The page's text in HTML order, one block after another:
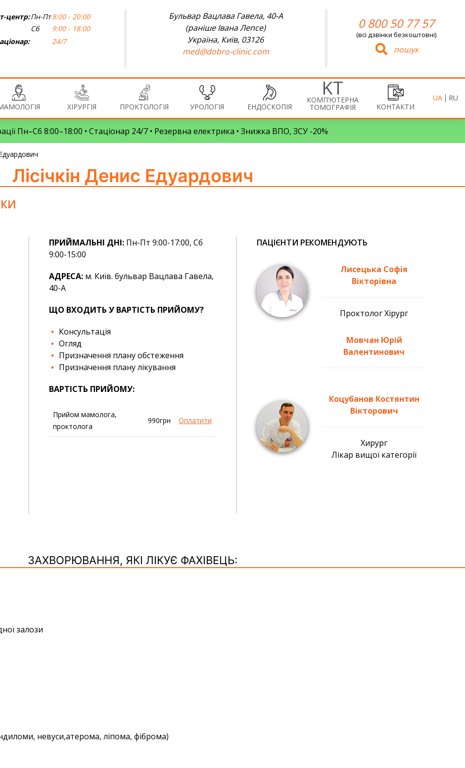
центр:Пн-Пт
Сб
8:00 - 20:00
9:00 - 18:00
24/7
Бульвар Вацлава Гавела, 40-А
(раніше Івана Лепсе)
Україна, Київ, 03126
med@dobro-clinic.com
0 800 50 77 57
(всі дзвінки безкоштовні)
пошук
ХІРУРГІЯ ПРОКТОЛОГІЯ УРОЛОГІЯ ЕНДОСКОПІЯ
КОМП’ЮТЕРНА
ТОМОГРАФІЯ КОНТАКТИ
UA RU
Пн–Сб 8:00–18:00 • Стаціонар 24/7 • Резервна електрика • Знижка ВПО, ЗСУ -20%
Лісічкін Денис Едуардович
ПРИЙМАЛЬНІ ДНІ: Пн-Пт 9:00-17:00, Сб
9:00-15:00
АДРЕСА: м. Київ. бульвар Вацлава Гавела,
40-А
ЩО ВХОДИТЬ У ВАРТІСТЬ ПРИЙОМУ?
Консультація
Огляд
Призначення плану обстеження
Призначення плану лікування
ВАРТІСТЬ ПРИЙОМУ:
Прийом мамолога,
проктолога
990грн Оплатити
ПАЦІЄНТИ РЕКОМЕНДУЮТЬ
Лисецька Софія
Вікторівна
Проктолог Хірург
Мовчан Юрій
Валентинович
Коцубанов Костянтин
Вікторович
Хирург
Лікар вищої категорії
ЗАХВОРЮВАННЯ, ЯКІ ЛІКУЄ ФАХІВЕЦЬ:
залози
невуси,атерома, ліпома, фіброма)